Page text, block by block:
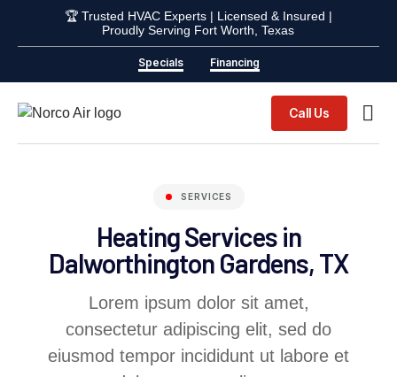
🏆 Trusted HVAC Experts | Licensed & Insured |
Proudly Serving Fort Worth, Texas
Specials Financing
Call Us
SERVICES
Heating Services in
Dalworthington Gardens, TX
Lorem ipsum dolor sit amet,
consectetur adipiscing elit, sed do
eiusmod tempor incididunt ut labore et